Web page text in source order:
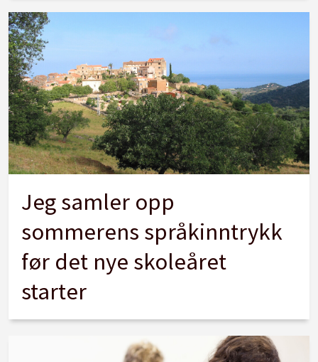
Jeg samler opp
sommerens språkinntrykk
før det nye skoleåret
starter